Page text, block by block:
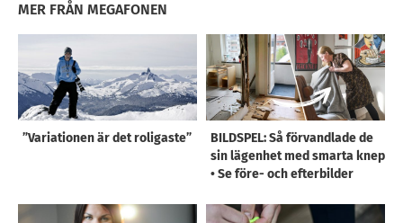
MER FRÅN MEGAFONEN
”Variationen är det roligaste”
BILDSPEL: Så förvandlade de
sin lägenhet med smarta knep
• Se före- och efterbilder